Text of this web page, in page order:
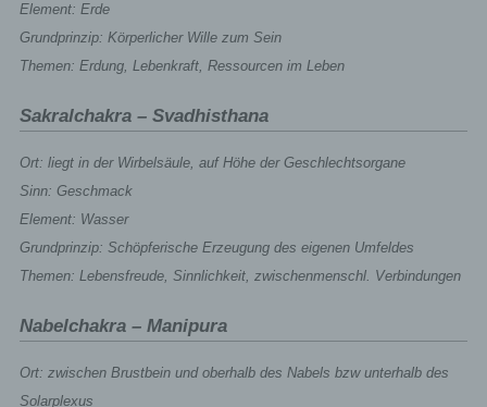
Element: Erde
Grundprinzip: Körperlicher Wille zum Sein
Themen: Erdung, Lebenkraft, Ressourcen im Leben
Sakralchakra – Svadhisthana
Ort: liegt in der Wirbelsäule, auf Höhe der Geschlechtsorgane
Sinn: Geschmack
Element: Wasser
Grundprinzip: Schöpferische Erzeugung des eigenen Umfeldes
Themen: Lebensfreude, Sinnlichkeit, zwischenmenschl. Verbindungen
Nabelchakra – Manipura
Ort: zwischen Brustbein und oberhalb des Nabels bzw unterhalb des
Solarplexus